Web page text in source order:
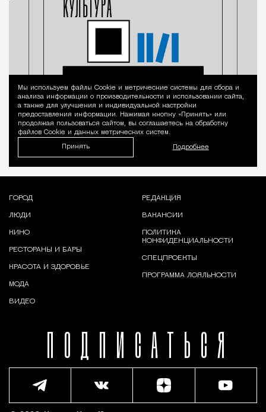
Уведомление
Мы используем файлы Сookie и метрические системы для сбора и
анализа информации о производительности и использовании сайта,
а также для улучшения и индивидуальной настройки
предоставления информации. Нажимая кнопку «Принять» или
продолжая пользоваться сайтом, вы соглашаетесь на обработку
файлов Cookie и данных метрических систем.
Принять Подробнее
ПОДПИСАТЬСЯ
ГОРОД
ЛЮДИ
КИНО
РЕСТОРАНЫ И БАРЫ
КРАСОТА И ЗДОРОВЬЕ
МОДА
ВИДЕО
РЕДАКЦИЯ
ВАКАНСИИ
ПОЛИТИКА
КОНФИДЕНЦИАЛЬНОСТИ
СПЕЦПРОЕКТЫ
ПРОГРАММА ЛОЯЛЬНОСТИ